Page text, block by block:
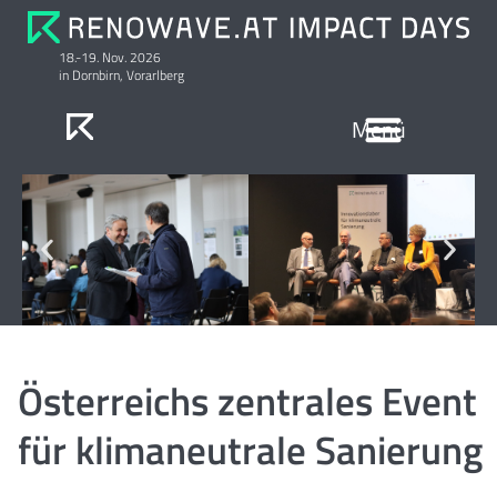
18.-19. Nov. 2026
in Dornbirn, Vorarlberg
Österreichs zentrales Event
für klimaneutrale Sanierung